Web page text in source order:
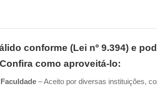
à internet, ok?
de conclusão do curso?
simples!Basta realizar o curso por
conforme (Lei nº 9.394) e
como aproveitá-lo:
– Aceito por diversas instituições,